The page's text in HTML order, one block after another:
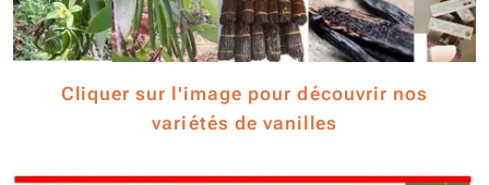
Cliquer sur l'image pour découvrir nos
variétés de vanilles